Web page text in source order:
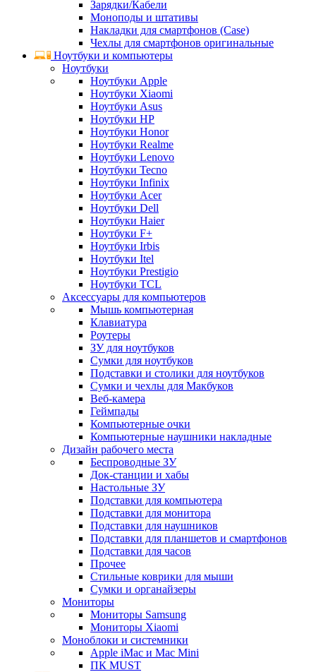
Зарядки/Кабели
Моноподы и штативы
Накладки для смартфонов (Case)
Чехлы для смартфонов оригинальные
Ноутбуки и компьютеры
Ноутбуки
Ноутбуки Apple
Ноутбуки Xiaomi
Ноутбуки Asus
Ноутбуки HP
Ноутбуки Honor
Ноутбуки Realme
Ноутбуки Lenovo
Ноутбуки Tecno
Ноутбуки Infinix
Ноутбуки Acer
Ноутбуки Dell
Ноутбуки Haier
Ноутбуки F+
Ноутбуки Irbis
Ноутбуки Itel
Ноутбуки Prestigio
Ноутбуки TCL
Аксессуары для компьютеров
Мышь компьютерная
Клавиатура
Роутеры
ЗУ для ноутбуков
Сумки для ноутбуков
Подставки и столики для ноутбуков
Сумки и чехлы для Макбуков
Веб-камера
Геймпады
Компьютерные очки
Компьютерные наушники накладные
Дизайн рабочего места
Беспроводные ЗУ
Док-станции и хабы
Настольные ЗУ
Подставки для компьютера
Подставки для монитора
Подставки для наушников
Подставки для планшетов и смартфонов
Подставки для часов
Прочее
Стильные коврики для мыши
Сумки и органайзеры
Мониторы
Мониторы Samsung
Мониторы Xiaomi
Моноблоки и системники
Apple iMac и Mac Mini
ПК MUST